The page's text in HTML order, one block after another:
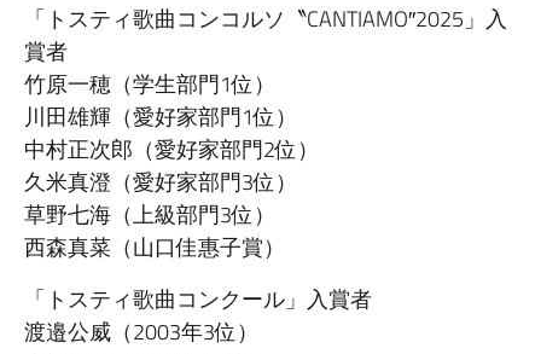
「トスティ歌曲コンコルソ〝CANTIAMO″2025」入
賞者
竹原一穂（学生部門1位）
川田雄輝（愛好家部門1位）
中村正次郎（愛好家部門2位）
久米真澄（愛好家部門3位）
草野七海（上級部門3位）
西森真菜（山口佳惠子賞）
「トスティ歌曲コンクール」入賞者
渡邉公威（2003年3位）